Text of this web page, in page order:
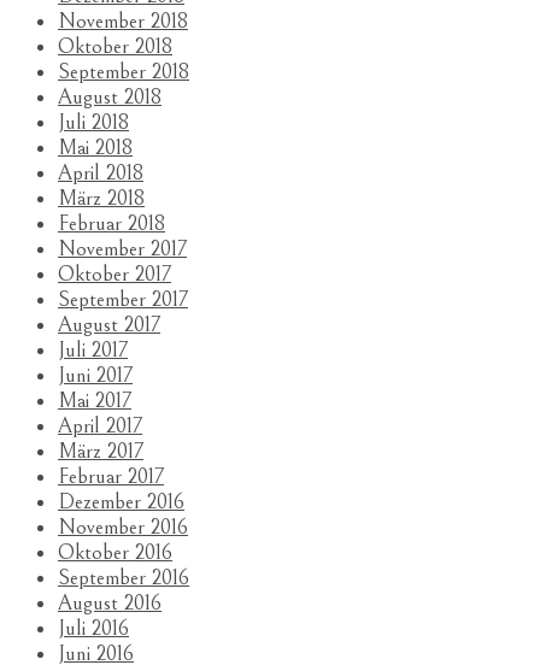
November 2018
Oktober 2018
September 2018
August 2018
Juli 2018
Mai 2018
April 2018
März 2018
Februar 2018
November 2017
Oktober 2017
September 2017
August 2017
Juli 2017
Juni 2017
Mai 2017
April 2017
März 2017
Februar 2017
Dezember 2016
November 2016
Oktober 2016
September 2016
August 2016
Juli 2016
Juni 2016